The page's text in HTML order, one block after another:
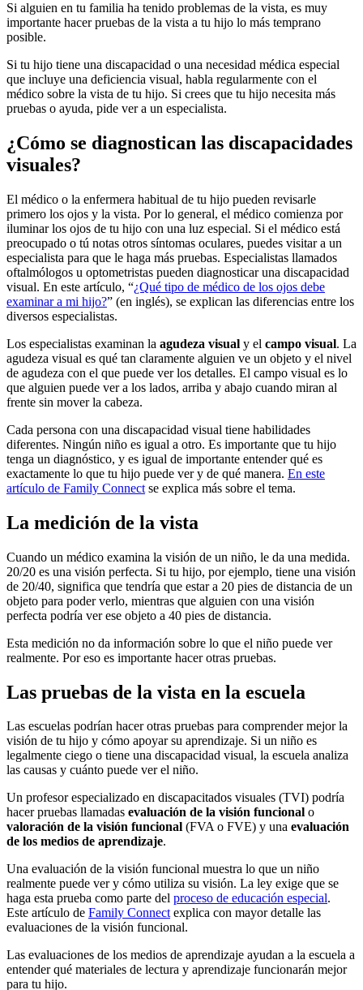
Si alguien en tu familia ha tenido problemas de la vista, es muy
importante hacer pruebas de la vista a tu hijo lo más temprano
posible.
Si tu hijo tiene una discapacidad o una necesidad médica especial
que incluye una deficiencia visual, habla regularmente con el
médico sobre la vista de tu hijo. Si crees que tu hijo necesita más
pruebas o ayuda, pide ver a un especialista.
¿Cómo se diagnostican las discapacidades
visuales?
El médico o la enfermera habitual de tu hijo pueden revisarle
primero los ojos y la vista. Por lo general, el médico comienza por
iluminar los ojos de tu hijo con una luz especial. Si el médico está
preocupado o tú notas otros síntomas oculares, puedes visitar a un
especialista para que le haga más pruebas. Especialistas llamados
oftalmólogos u optometristas pueden diagnosticar una discapacidad
visual. En este artículo, “¿Qué tipo de médico de los ojos debe
examinar a mi hijo?” (en inglés), se explican las diferencias entre los
diversos especialistas.
Los especialistas examinan la agudeza visual y el campo visual. La
agudeza visual es qué tan claramente alguien ve un objeto y el nivel
de agudeza con el que puede ver los detalles. El campo visual es lo
que alguien puede ver a los lados, arriba y abajo cuando miran al
frente sin mover la cabeza.
Cada persona con una discapacidad visual tiene habilidades
diferentes. Ningún niño es igual a otro. Es importante que tu hijo
tenga un diagnóstico, y es igual de importante entender qué es
exactamente lo que tu hijo puede ver y de qué manera. En este
artículo de Family Connect se explica más sobre el tema.
La medición de la vista
Cuando un médico examina la visión de un niño, le da una medida.
20/20 es una visión perfecta. Si tu hijo, por ejemplo, tiene una visión
de 20/40, significa que tendría que estar a 20 pies de distancia de un
objeto para poder verlo, mientras que alguien con una visión
perfecta podría ver ese objeto a 40 pies de distancia.
Esta medición no da información sobre lo que el niño puede ver
realmente. Por eso es importante hacer otras pruebas.
Las pruebas de la vista en la escuela
Las escuelas podrían hacer otras pruebas para comprender mejor la
visión de tu hijo y cómo apoyar su aprendizaje. Si un niño es
legalmente ciego o tiene una discapacidad visual, la escuela analiza
las causas y cuánto puede ver el niño.
Un profesor especializado en discapacitados visuales (TVI) podría
hacer pruebas llamadas evaluación de la visión funcional o
valoración de la visión funcional (FVA o FVE) y una evaluación
de los medios de aprendizaje.
Una evaluación de la visión funcional muestra lo que un niño
realmente puede ver y cómo utiliza su visión. La ley exige que se
haga esta prueba como parte del proceso de educación especial.
Este artículo de Family Connectexplica con mayor detalle las
evaluaciones de la visión funcional.
Las evaluaciones de los medios de aprendizaje ayudan a la escuela a
entender qué materiales de lectura y aprendizaje funcionarán mejor
para tu hijo.